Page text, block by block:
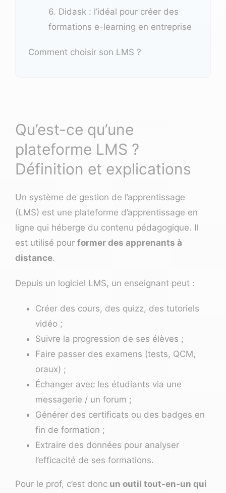
6. Didask : l’idéal pour créer des
formations e-learning en entreprise
Comment choisir son LMS ?
Qu’est-ce qu’une
plateforme LMS ?
Définition et explications
Un système de gestion de l’apprentissage
(LMS) est une plateforme d’apprentissage en
ligne qui héberge du contenu pédagogique. Il
est utilisé pour former des apprenants à
distance.
Depuis un logiciel LMS, un enseignant peut :
Créer des cours, des quizz, des tutoriels
vidéo ;
Suivre la progression de ses élèves ;
Faire passer des examens (tests, QCM,
oraux) ;
Échanger avec les étudiants via une
messagerie / un forum ;
Générer des certificats ou des badges en
fin de formation ;
Extraire des données pour analyser
l’efficacité de ses formations.
Pour le prof, c’est donc un outil tout-en-un qui